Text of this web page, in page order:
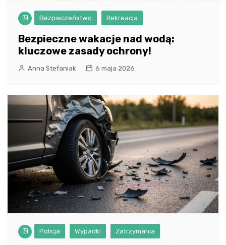
Bezpieczeństwo Rekreacja
Bezpieczne wakacje nad wodą:
kluczowe zasady ochrony!
Anna Stefaniak 6 maja 2026
Policja Wypadki Zatrzymania